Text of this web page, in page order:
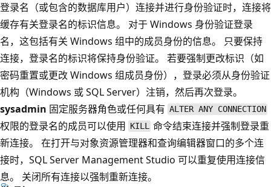
登录名（或包含的数据库用户）连接并进行身份验证时，连接将
缓存有关登录名的标识信息。 对于 Windows 身份验证登录
名，这包括有关 Windows 组中的成员身份的信息。 只要保持
连接，登录名的标识将保持身份验证。 若要强制更改标识（如
密码重置或更改 Windows 组成员身份），登录必须从身份验证
机构（Windows 或 SQL Server）注销，然后再次登录。
sysadmin 固定服务器角色或任何具有 ALTER ANY CONNECTION
权限的登录名的成员可以使用 KILL 命令结束连接并强制登录重
新连接。 在打开与对象资源管理器和查询编辑器窗口的多个连
接时，SQL Server Management Studio 可以重复使用连接信
息。 关闭所有连接以强制重新连接。